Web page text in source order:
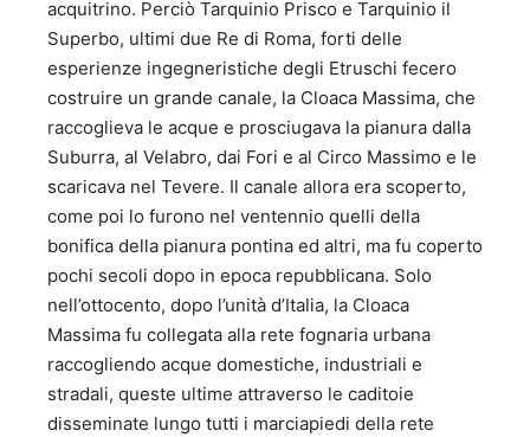
acquitrino. Perciò Tarquinio Prisco e Tarquinio il
Superbo, ultimi due Re di Roma, forti delle
esperienze ingegneristiche degli Etruschi fecero
costruire un grande canale, la Cloaca Massima, che
raccoglieva le acque e prosciugava la pianura dalla
Suburra, al Velabro, dai Fori e al Circo Massimo e le
scaricava nel Tevere. Il canale allora era scoperto,
come poi lo furono nel ventennio quelli della
bonifica della pianura pontina ed altri, ma fu coperto
pochi secoli dopo in epoca repubblicana. Solo
nell’ottocento, dopo l’unità d’Italia, la Cloaca
Massima fu collegata alla rete fognaria urbana
raccogliendo acque domestiche, industriali e
stradali, queste ultime attraverso le caditoie
disseminate lungo tutti i marciapiedi della rete